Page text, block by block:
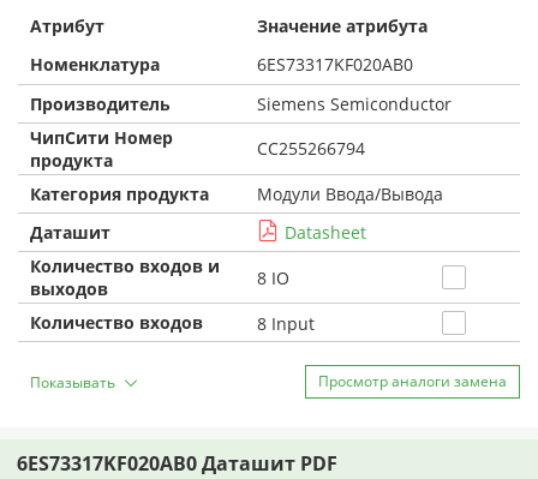
Атрибут
Значение атрибута
Номенклатура
6ES73317KF020AB0
Производитель
Siemens Semiconductor
ЧипСити Номер
продукта
CC255266794
Категория продукта
Модули Ввода/Вывода
Даташит
Datasheet
Количество входов и
выходов
8 IO
Количество входов
8 Input
Показывать Просмотр аналоги замена
6ES73317KF020AB0 Даташит PDF